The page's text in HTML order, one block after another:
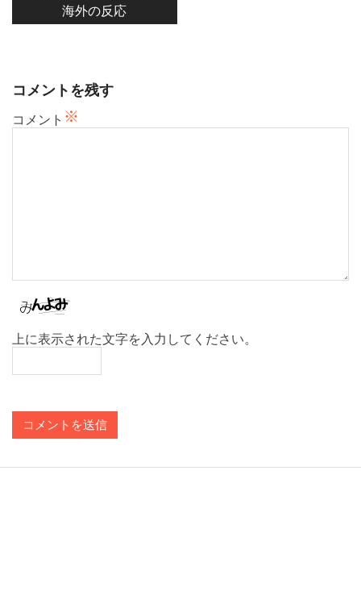
ョ
ン
海外の反応
コメントを残す
コメント ※
上に表示された文字を入力してください。